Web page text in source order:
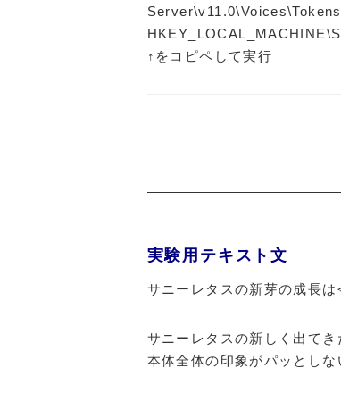
↑をコピペして実行
実験用テキスト文
サニーレタスの新芽の成長は
サニーレタスの新しく出てき
本体全体の印象がパッとし